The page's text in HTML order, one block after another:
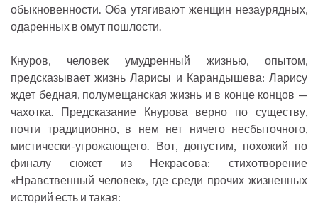
обыкновенности. Оба утягивают женщин незаурядных,
одаренных в омут пошлости.
Кнуров, человек умудренный жизнью, опытом,
предсказывает жизнь Ларисы и Карандышева: Ларису
ждет бедная, полумещанская жизнь и в конце концов —
чахотка. Предсказание Кнурова верно по существу,
почти традиционно, в нем нет ничего несбыточного,
мистически-угрожающего. Вот, допустим, похожий по
финалу сюжет из Некрасова: стихотворение
«Нравственный человек», где среди прочих жизненных
историй есть и такая: